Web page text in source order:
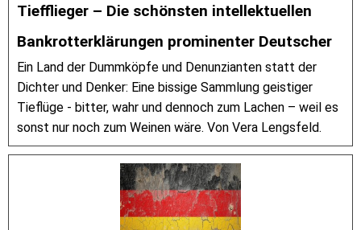
Tiefflieger – Die schönsten intellektuellen
Bankrotterklärungen prominenter Deutscher
Ein Land der Dummköpfe und Denunzianten statt der
Dichter und Denker: Eine bissige Sammlung geistiger
Tieflüge - bitter, wahr und dennoch zum Lachen – weil es
sonst nur noch zum Weinen wäre. Von Vera Lengsfeld.